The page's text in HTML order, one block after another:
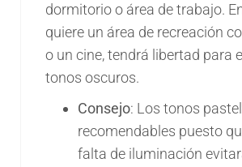
dormitorio o área de trabajo.
quiere un área de recreación
o un cine, tendrá libertad para
tonos oscuros.
Consejo: Los tonos
recomendables puesto
falta de iluminación